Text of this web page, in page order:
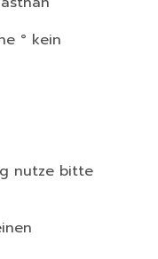
° kein
nutze bitte